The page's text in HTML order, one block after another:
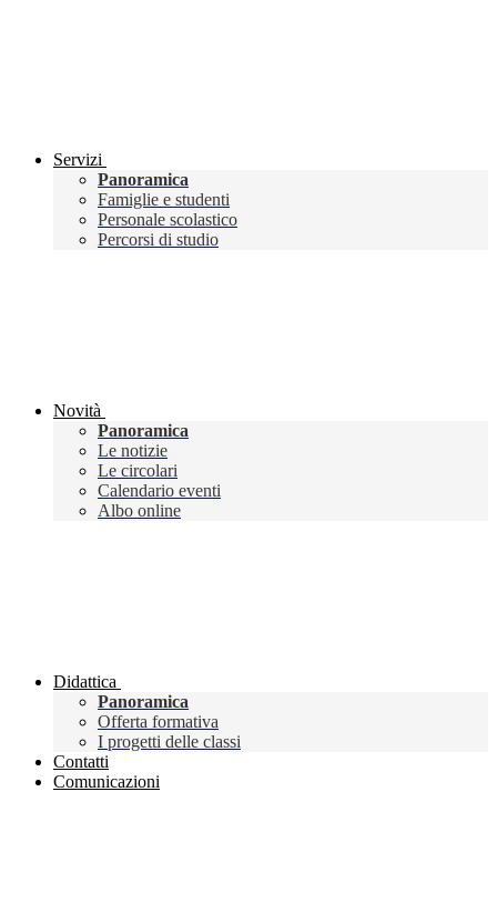
Servizi
Panoramica
Famiglie e studenti
Personale scolastico
Percorsi di studio
Novità
Panoramica
Le notizie
Le circolari
Calendario eventi
Albo online
Didattica
Panoramica
Offerta formativa
I progetti delle classi
Contatti
Comunicazioni